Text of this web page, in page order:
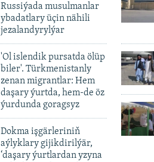
Russiýada musulmanlar
ybadatlary üçin nähili
jezalandyrylýar
'Ol islendik pursatda ölüp
biler'. Türkmenistanly
zenan migrantlar: Hem
daşary ýurtda, hem-de öz
ýurdunda goragsyz
Dokma işgärleriniň
aýlyklary gijikdirilýär,
‘daşary ýurtlardan yzyna